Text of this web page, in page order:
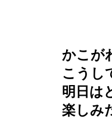
かこが
こうし
明日は
楽しみ